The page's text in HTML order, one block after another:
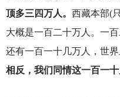
顶多三四万人。 西藏本部(
大概是一百二十万人。一
还有一百一十几万人，世界
相反，我们同情这一百一